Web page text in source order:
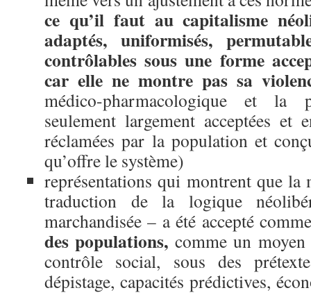
ce qu’il faut au capitalisme
adaptés, uniformisés,
contrôlables sous une forme
car elle ne montre pas sa
médico-pharmacologique et la
seulement largement acceptées et
réclamées par la population et
qu’offre le système)
représentations qui montrent que la
traduction de la logique
marchandisée – a été accepté
des populations, comme un
contrôle social, sous des
dépistage, capacités prédictives,